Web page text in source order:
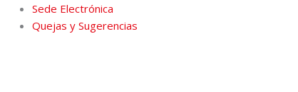
Sede Electrónica
Quejas y Sugerencias